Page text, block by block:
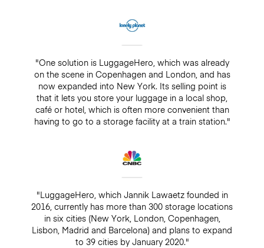
"One solution is LuggageHero, which was already
on the scene in Copenhagen and London, and has
now expanded into New York. Its selling point is
that it lets you store your luggage in a local shop,
café or hotel, which is often more convenient than
having to go to a storage facility at a train station."
"LuggageHero, which Jannik Lawaetz founded in
2016, currently has more than 300 storage locations
in six cities (New York, London, Copenhagen,
Lisbon, Madrid and Barcelona) and plans to expand
to 39 cities by January 2020."